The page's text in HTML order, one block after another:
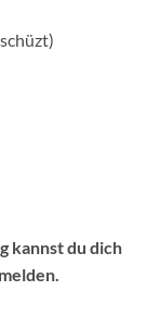
kannst du dich